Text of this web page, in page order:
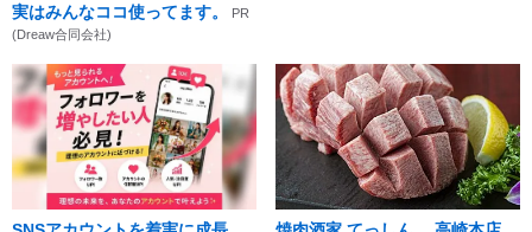
実はみんなココ使ってます。
PR
(Dreaw合同会社)